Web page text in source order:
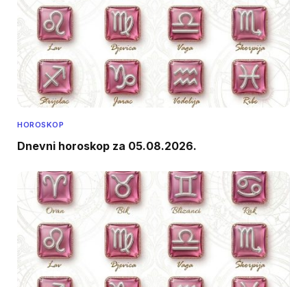
HOROSKOP
Dnevni horoskop za 05.08.2026.